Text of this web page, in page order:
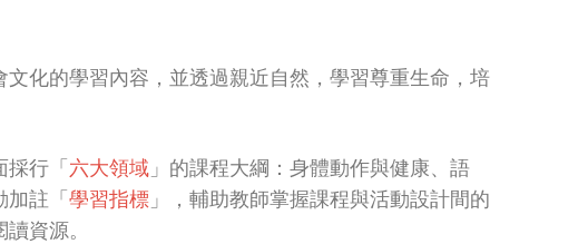
化的學習內容，並透過親近自然，學習尊重生命，培
行「 六大領域 」的課程大綱：身體動作與健康、語
註「 學習指標 」，輔助教師掌握課程與活動設計間的
資源。